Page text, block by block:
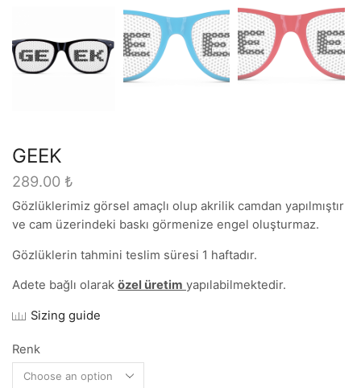
GEEK
289.00 ₺
Gözlüklerimiz görsel amaçlı olup akrilik camdan yapılmıştır
ve cam üzerindeki baskı görmenize engel oluşturmaz.
Gözlüklerin tahmini teslim süresi 1 haftadır.
Adete bağlı olarak özel üretim yapılabilmektedir.
Sizing guide
Renk